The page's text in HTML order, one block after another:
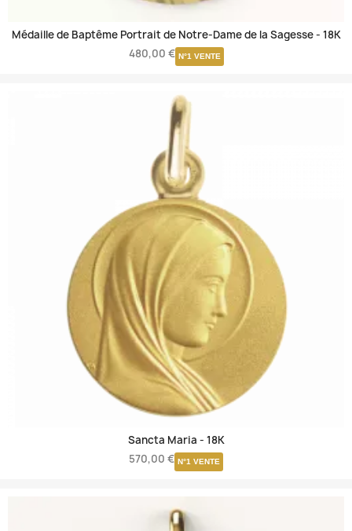
Médaille de Baptême Portrait de Notre-Dame de la Sagesse - 18K
480,00 € N°1 VENTE
Sancta Maria - 18K
570,00 € N°1 VENTE